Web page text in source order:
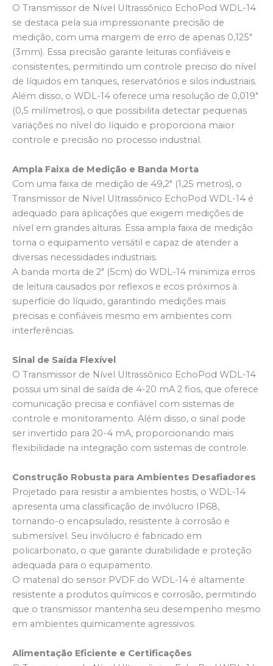
O Transmissor de Nível Ultrassônico EchoPod WDL-14
se destaca pela sua impressionante precisão de
medição, com uma margem de erro de apenas 0,125″
(3mm). Essa precisão garante leituras confiáveis e
consistentes, permitindo um controle preciso do nível
de líquidos em tanques, reservatórios e silos industriais.
Além disso, o WDL-14 oferece uma resolução de 0,019″
(0,5 milímetros), o que possibilita detectar pequenas
variações no nível do líquido e proporciona maior
controle e precisão no processo industrial.
Ampla Faixa de Medição e Banda Morta
Com uma faixa de medição de 49,2″ (1,25 metros), o
Transmissor de Nível Ultrassônico EchoPod WDL-14 é
adequado para aplicações que exigem medições de
nível em grandes alturas. Essa ampla faixa de medição
torna o equipamento versátil e capaz de atender a
diversas necessidades industriais.
A banda morta de 2″ (5cm) do WDL-14 minimiza erros
de leitura causados por reflexos e ecos próximos à
superfície do líquido, garantindo medições mais
precisas e confiáveis mesmo em ambientes com
interferências.
Sinal de Saída Flexível
O Transmissor de Nível Ultrassônico EchoPod WDL-14
possui um sinal de saída de 4-20 mA 2 fios, que oferece
comunicação precisa e confiável com sistemas de
controle e monitoramento. Além disso, o sinal pode
ser invertido para 20-4 mA, proporcionando mais
flexibilidade na integração com sistemas de controle.
Construção Robusta para Ambientes Desafiadores
Projetado para resistir a ambientes hostis, o WDL-14
apresenta uma classificação de invólucro IP68,
tornando-o encapsulado, resistente à corrosão e
submersível. Seu invólucro é fabricado em
policarbonato, o que garante durabilidade e proteção
adequada para o equipamento.
O material do sensor PVDF do WDL-14 é altamente
resistente a produtos químicos e corrosão, permitindo
que o transmissor mantenha seu desempenho mesmo
em ambientes quimicamente agressivos.
Alimentação Eficiente e Certificações